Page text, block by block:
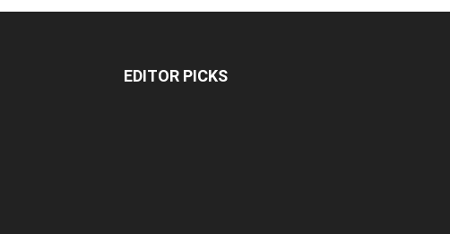
EDITOR PICKS